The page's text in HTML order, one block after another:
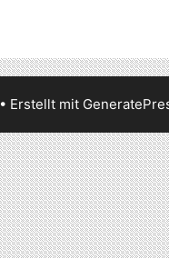
• Erstellt mit